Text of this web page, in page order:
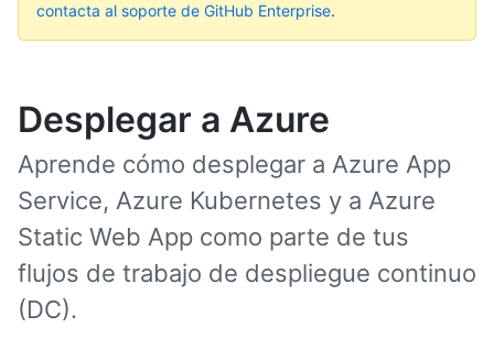
contacta al soporte de GitHub Enterprise.
Desplegar a Azure
Aprende cómo desplegar a Azure App
Service, Azure Kubernetes y a Azure
Static Web App como parte de tus
flujos de trabajo de despliegue continuo
(DC).